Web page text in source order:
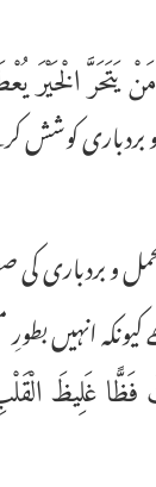
مَنْ يَتَحَرَّ
بردباری
و بردباری
کیونکہ
فَظًّا غَلِيظَ